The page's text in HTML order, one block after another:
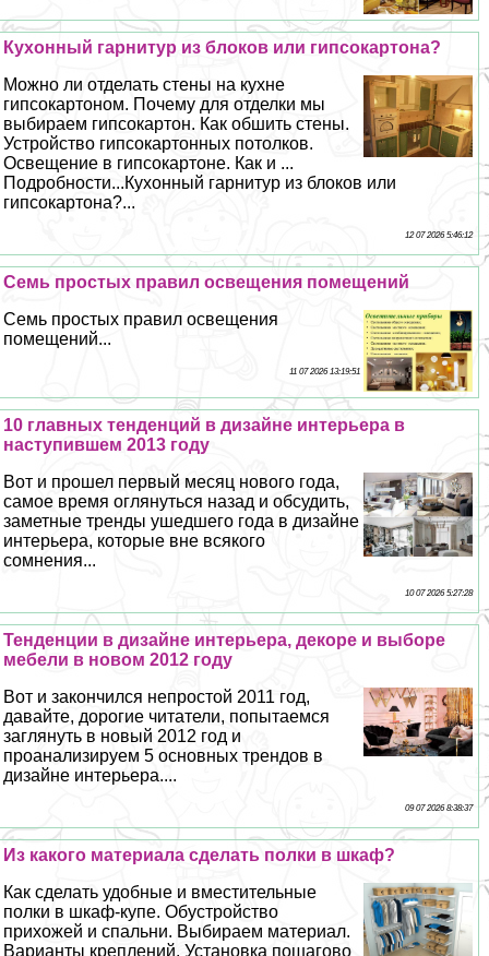
Кухонный гарнитур из блоков или гипсокартона?
Можно ли отделать стены на кухне
гипсокартоном. Почему для отделки мы
выбираем гипсокартон. Как обшить стены.
Устройство гипсокартонных потолков.
Освещение в гипсокартоне. Как и ...
Подробности...Кухонный гарнитур из блоков или
гипсокартона?...
12 07 2026 5:46:12
Семь простых правил освещения помещений
Семь простых правил освещения
помещений...
11 07 2026 13:19:51
10 главных тенденций в дизайне интерьера в
наступившем 2013 году
Вот и прошел первый месяц нового года,
самое время оглянуться назад и обсудить,
заметные тренды ушедшего года в дизайне
интерьера, которые вне всякого
сомнения...
10 07 2026 5:27:28
Тенденции в дизайне интерьера, декоре и выборе
мебели в новом 2012 году
Вот и закончился непростой 2011 год,
давайте, дорогие читатели, попытаемся
заглянуть в новый 2012 год и
проанализируем 5 основных трендов в
дизайне интерьера....
09 07 2026 8:38:37
Из какого материала сделать полки в шкаф?
Как сделать удобные и вместительные
полки в шкаф-купе. Обустройство
прихожей и спальни. Выбираем материал.
Варианты креплений. Установка пошагово